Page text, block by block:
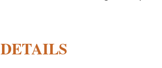
DETAILS